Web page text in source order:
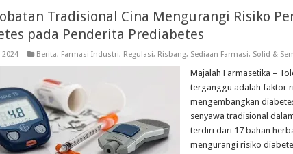
Tradisional Cina Mengurangi Risiko
pada Penderita Prediabetes
2024 Berita, Farmasi Industri, Regulasi, Risbang, Sediaan Farmasi, Solid &
Majalah Farmasetika –
terganggu adalah faktor
mengembangkan
senyawa tradisional
terdiri dari 17 bahan
mengurangi risiko